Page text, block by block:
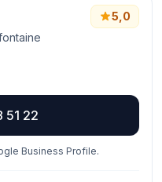
5,0
51 22
Business Profile.